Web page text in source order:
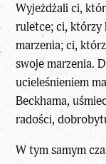
Wyjeżdżali ci,
ruletce; ci, którzy
marzenia; ci,
swoje marzenia.
ucieleśnieniem
Beckhama,
radości,
W tym samym